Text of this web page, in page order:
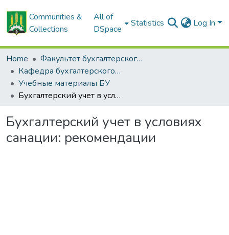
Communities &
Collections
All of
DSpace
Statistics Log In
Home
Факультет бухгалтерского учета
Кафедра бухгалтерского учёта
Учебные материалы БУ
Бухгалтерский учет в условиях санации: рекомендации
Бухгалтерский учет в условиях
санации: рекомендации